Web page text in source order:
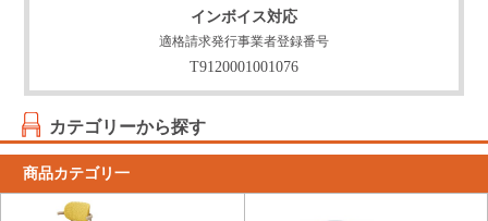
インボイス対応
適格請求発行事業者登録番号
T9120001001076
カテゴリーから探す
商品カテゴリ一